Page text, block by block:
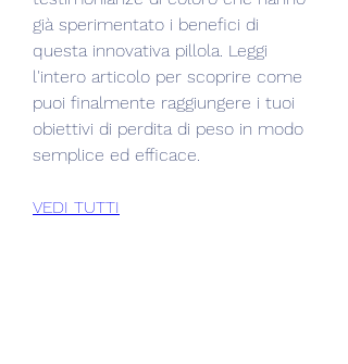
già sperimentato i benefici di
questa innovativa pillola. Leggi
l'intero articolo per scoprire come
puoi finalmente raggiungere i tuoi
obiettivi di perdita di peso in modo
semplice ed efficace.
VEDI TUTTI